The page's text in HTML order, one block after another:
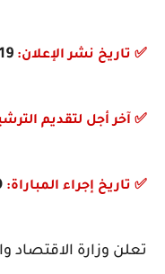
✅ تاريخ نشر الإعلان: 19 أبريل 2024
✅ آخر أجل لتقديم
✅ تاريخ إجراء المباراة:
تعلن وزارة الاقتصاد